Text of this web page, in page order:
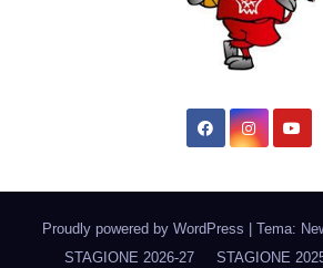
Proudly powered by WordPress Tema:
STAGIONE 2026-27
STAGIONE